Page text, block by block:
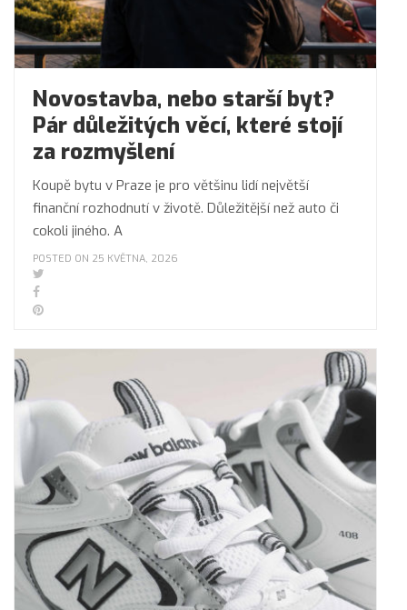
Novostavba, nebo starší byt?
Pár důležitých věcí, které stojí
za rozmyšlení
Koupě bytu v Praze je pro většinu lidí největší
finanční rozhodnutí v životě. Důležitější než auto či
cokoli jiného. A
POSTED ON 25 KVĚTNA, 2026